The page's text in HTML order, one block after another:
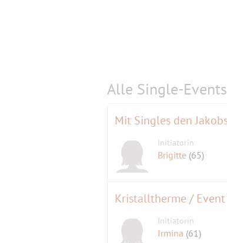
Alle Single-
Mit Singles den
Initiatorin
Brigitte (65)
Kristalltherme / Event
Initiatorin
Irmina (61)